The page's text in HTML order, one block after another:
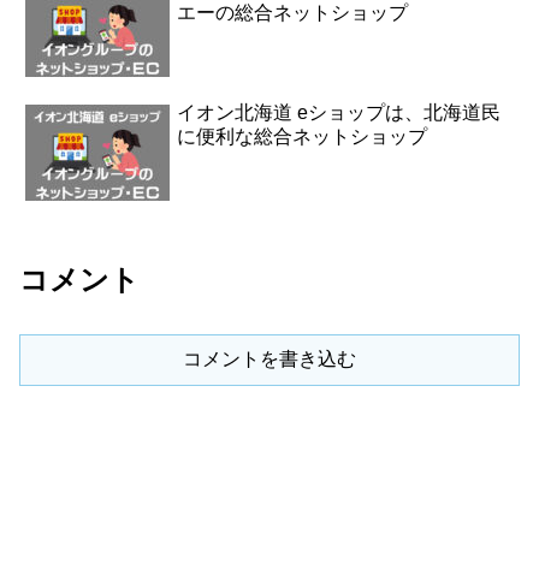
エーの総合ネットショップ
イオン北海道 eショップは、北海道民
に便利な総合ネットショップ
コメント
コメントを書き込む